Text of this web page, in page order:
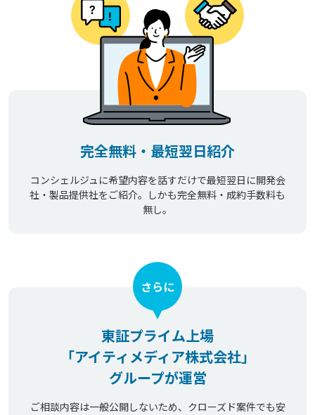
完全無料・最短翌日紹介
コンシェルジュに希望内容を話すだけで最短翌日に開発会
社・製品提供社をご紹介。しかも完全無料・成約手数料も
無し。
東証プライム上場
「アイティメディア株式会社」
グループが運営
さらに
ご相談内容は一般公開しないため、クローズド案件でも安